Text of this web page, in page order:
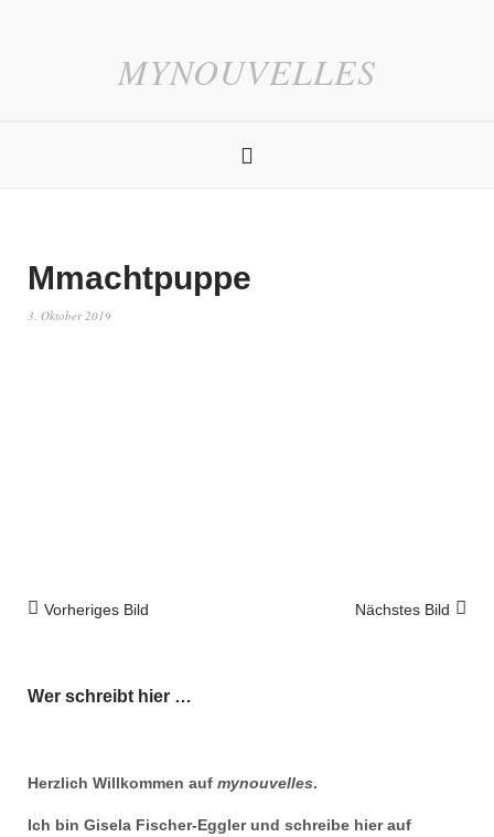
MYNOUVELLES
Mmachtpuppe
3. Oktober 2019
Nächstes Bild
Vorheriges Bild
Wer schreibt hier …
Herzlich Willkommen auf mynouvelles.
Ich bin Gisela Fischer-Eggler und schreibe hier auf